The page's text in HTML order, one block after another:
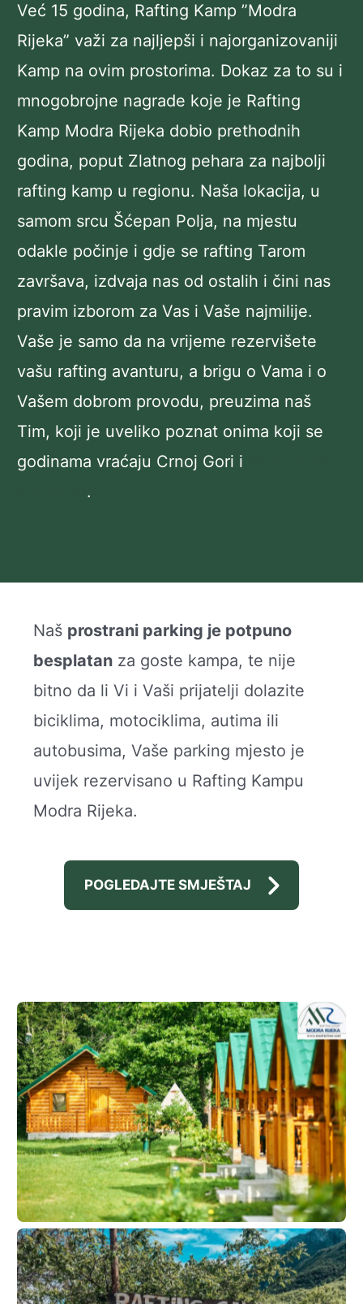
Već 15 godina, Rafting Kamp ”Modra
Rijeka” važi za najljepši i najorganizovaniji
Kamp na ovim prostorima. Dokaz za to su i
mnogobrojne nagrade koje je Rafting
Kamp Modra Rijeka dobio prethodnih
godina, poput Zlatnog pehara za najbolji
rafting kamp u regionu. Naša lokacija, u
samom srcu Šćepan Polja, na mjestu
odakle počinje i gdje se rafting Tarom
završava, izdvaja nas od ostalih i čini nas
pravim izborom za Vas i Vaše najmilije.
Vaše je samo da na vrijeme rezervišete
vašu rafting avanturu, a brigu o Vama i o
Vašem dobrom provodu, preuzima naš
Tim, koji je uveliko poznat onima koji se
godinama vraćaju Crnoj Gori i
.
Naš prostrani parking je potpuno
besplatanza goste kampa, te nije
bitno da li Vi i Vaši prijatelji dolazite
biciklima, motociklima, autima ili
autobusima, Vaše parking mjesto je
uvijek rezervisano u Rafting Kampu
Modra Rijeka.
POGLEDAJTE SMJEŠTAJ